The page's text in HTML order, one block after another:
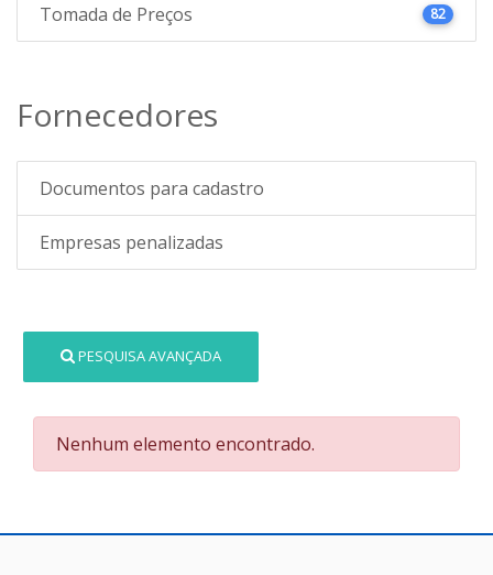
Tomada de Preços 82
Fornecedores
Documentos para cadastro
Empresas penalizadas
PESQUISA AVANÇADA
Nenhum elemento encontrado.